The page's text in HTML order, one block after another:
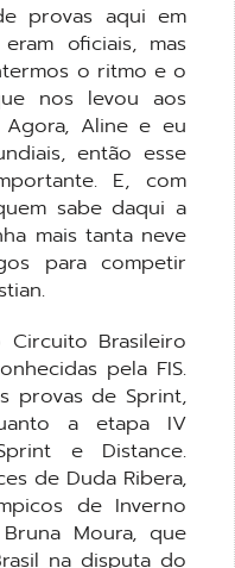
provas aqui em
oficiais, mas
o ritmo e o
nos levou aos
Agora, Aline e eu
então esse
E, com
sabe daqui a
mais tanta neve
para competir
Brasileiro
pela FIS.
provas de Sprint,
a etapa IV
e Distance.
de Duda Ribera,
de Inverno
Moura, que
na disputa do